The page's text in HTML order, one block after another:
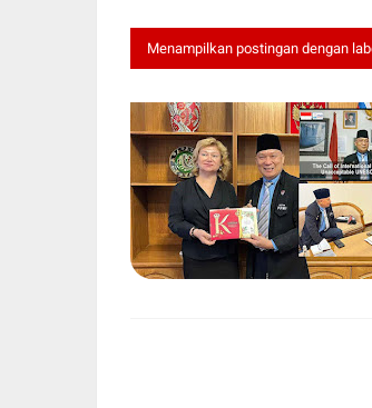
Menampilkan postingan dengan